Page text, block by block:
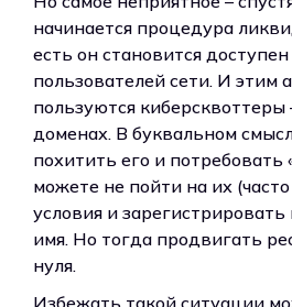
начинается процедура
есть он становится
пользователей сети. И этим
пользуются киберсквоттеры
доменах. В буквальном
похитить его и потребовать
можете не пойти на их
условия и
имя. Но тогда продвигать
нуля.